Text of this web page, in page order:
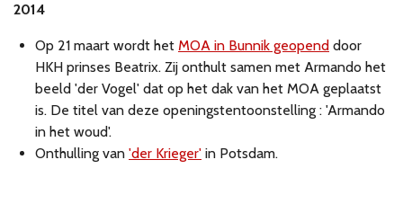
2014
Op 21 maart wordt het MOA in Bunnik geopend door
HKH prinses Beatrix. Zij onthult samen met Armando het
beeld 'der Vogel' dat op het dak van het MOA geplaatst
is. De titel van deze openingstentoonstelling : 'Armando
in het woud'.
Onthulling van 'der Krieger' in Potsdam.